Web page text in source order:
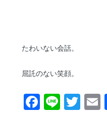
たわいない会話。
屈託のない笑顔。
F Li T